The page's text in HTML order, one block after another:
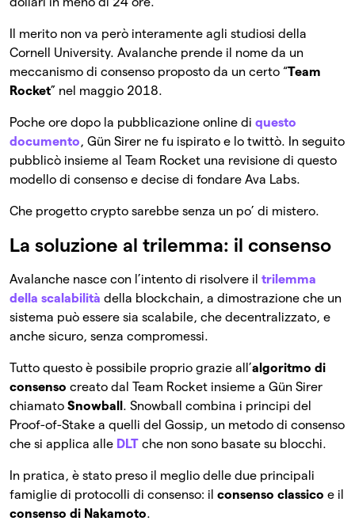
Il merito non va però interamente agli studiosi della
Cornell University. Avalanche prende il nome da un
meccanismo di consenso proposto da un certo “Team
Rocket” nel maggio 2018.
Poche ore dopo la pubblicazione online di questo
documento, Gün Sirer ne fu ispirato e lo twittò. In seguito
pubblicò insieme al Team Rocket una revisione di questo
modello di consenso e decise di fondare Ava Labs.
Che progetto crypto sarebbe senza un po’ di mistero.
La soluzione al trilemma: il consenso
Avalanche nasce con l’intento di risolvere il trilemma
della scalabilità della blockchain, a dimostrazione che un
sistema può essere sia scalabile, che decentralizzato, e
anche sicuro, senza compromessi.
Tutto questo è possibile proprio grazie all’algoritmo di
consenso creato dal Team Rocket insieme a Gün Sirer
chiamato Snowball . Snowball combina i principi del
Proof-of-Stake a quelli del Gossip, un metodo di consenso
che si applica alle DLT che non sono basate su blocchi.
In pratica, è stato preso il meglio delle due principali
famiglie di protocolli di consenso: il consenso classico e il
consenso di Nakamoto.